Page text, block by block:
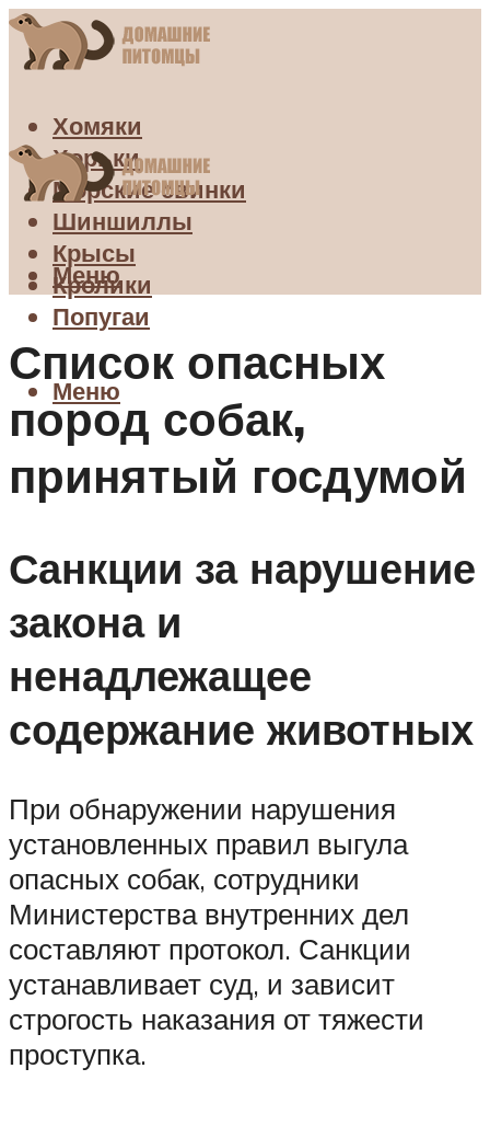
Хомяки
Хорьки
Морские свинки
Шиншиллы
Крысы
Кролики
Попугаи
Меню
Меню
Список опасных
пород собак,
принятый госдумой
Санкции за нарушение
закона и
ненадлежащее
содержание животных
При обнаружении нарушения
установленных правил выгула
опасных собак, сотрудники
Министерства внутренних дел
составляют протокол. Санкции
устанавливает суд, и зависит
строгость наказания от тяжести
проступка.